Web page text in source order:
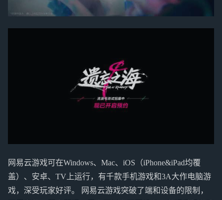
网易云游戏可在Windows、Mac、iOS（iPhone&iPad均覆
盖）、安卓、TV上运行，有千款手机游戏和3A大作电脑游
戏，深受玩家好评。 网易云游戏突破了端和设备的限制，